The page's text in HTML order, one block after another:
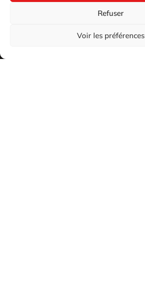
Refuser
Voir les préférences